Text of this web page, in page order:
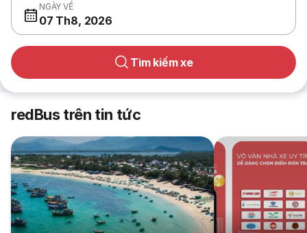
NGÀY VỀ
07 Th8, 2026
Tìm kiếm xe
redBus trên tin tức